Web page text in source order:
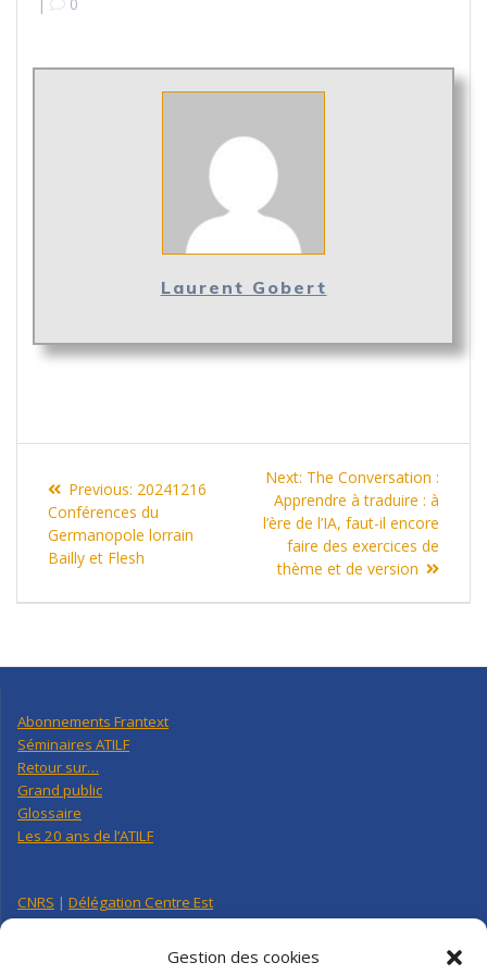
Gestion des cookies
|
0
Laurent Gobert
de
l’article
Previous: Previous
post:
20241216
Conférences du
Germanopole lorrain
Bailly et Flesh
Next: Next
post:
The Conversation :
Apprendre à traduire : à
l’ère de l’IA, faut-il encore
faire des exercices de
thème et de version
Abonnements Frantext
Séminaires ATILF
Retour sur…
Grand public
Glossaire
Les 20 ans de l’ATILF
CNRS | Délégation Centre Est
Université de Lorraine
CNRS Hebdo Centre-Est